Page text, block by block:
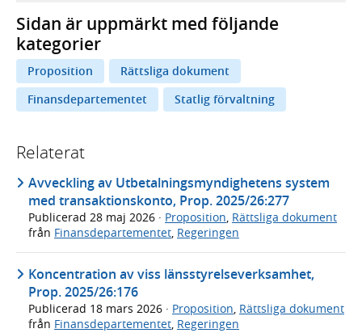
Sidan är uppmärkt med följande
kategorier
Proposition
Rättsliga dokument
Finansdepartementet
Statlig förvaltning
Relaterat
Avveckling av Utbetalningsmyndighetens system
med transaktionskonto, Prop. 2025/26:277
Publicerad 28 maj 2026 · Proposition Rättsliga dokument
från Finansdepartementet Regeringen
Koncentration av viss länsstyrelseverksamhet,
Prop. 2025/26:176
Publicerad 18 mars 2026 · Proposition, Rättsliga dokument
från Finansdepartementet, Regeringen